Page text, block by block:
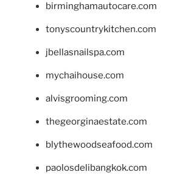
birminghamautocare.com
tonyscountrykitchen.com
jbellasnailspa.com
mychaihouse.com
alvisgrooming.com
thegeorginaestate.com
blythewoodseafood.com
paolosdelibangkok.com